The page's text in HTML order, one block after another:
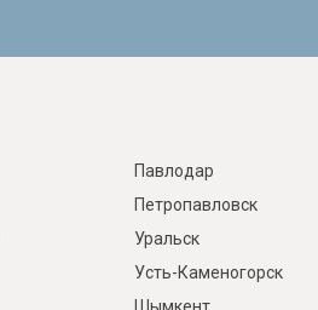
Павлодар
Петропавловск
Уральск
Усть-Каменогорск